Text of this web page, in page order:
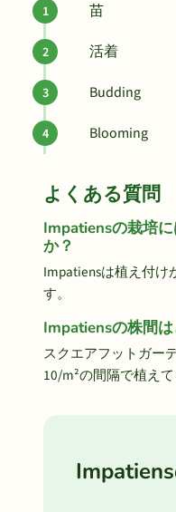
苗
活着
Budding
Blooming
よくある質問
Impatiensの栽培
か？
Impatiensは植え付け
す。
Impatiensの株間
スクエアフットガー
10/m²の間隔で植えて